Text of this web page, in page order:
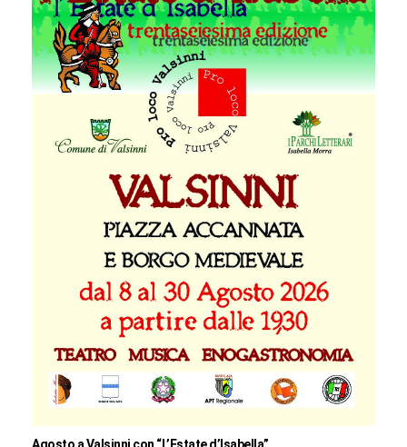
Agosto a Valsinni con “L’Estate d’Isabella”